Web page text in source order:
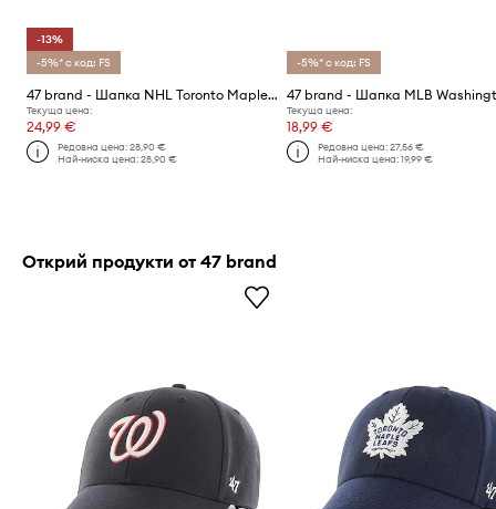
-13%
-5%* с код: FS
47 brand - Шапка NHL Toronto Maple Leafs
Текуща цена:
24,99 €
Редовна цена:28,90 €
Най-ниска цена:28,90 €
-5%* с код: FS
Текуща цена:
18,99 €
Редовна цена: 27,56 €
Най-ниска цена: 19,99 €
Открий продукти от 47 brand